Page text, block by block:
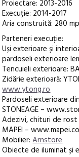
Proiectare: 2013-2016
Execuție: 2014-2017
Aria construită: 280 mp
Parteneri execuție:
Uși exterioare și
pardoseli exterioare
Tencuieli exterioare:
Zidărie exterioară:
www.ytong.ro
Pardoseli exterioare
STONEAGE –
Adezivi, chituri de
MAPEI –
Mobilier:Arnstore
Obiecte de iluminat și